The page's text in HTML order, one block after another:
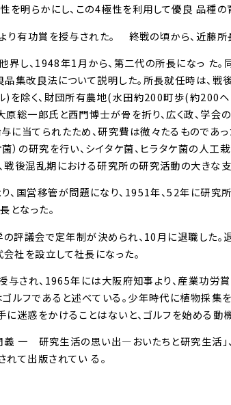
を明らかにし、この4極性を利用して優良 品種の
有功賞を授与された。 終戦の頃から、近藤所
し、1948年1月から、第二代の所長になっ た
品集改良法について説明した。所長就任時は、
)を除く、財団所有農地(水田約200町歩(約200
原総一郎氏と西門博士が骨を折り、広く政、学
に当てられたため、研究費は微々たるものであっ
菌）の研究を行い、シイタケ菌、ヒラタケ菌の人
戦後混乱期における研究所の研究活動の大きな支
、国営移管が問題になり、1951年、52年に研
となった。
評議会で定年制が決められ、10月に退職した
社を設立して社長になった。
与され、1965年には大阪府知事より、産業功
ゴルフであると述べている。少年時代に植物採
に迷惑をかけることはないと、ゴルフを始める動
義 一 研究生活の思い出―おいたちと研究生活
れて出版されてい る。